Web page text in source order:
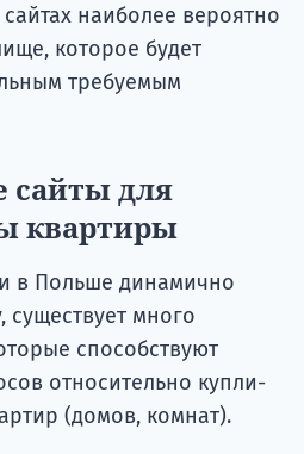
наиболее вероятно
которое будет
требуемым
для
квартиры
в Польше динамично
существует много
способствуют
относительно купли-
(домов, комнат).